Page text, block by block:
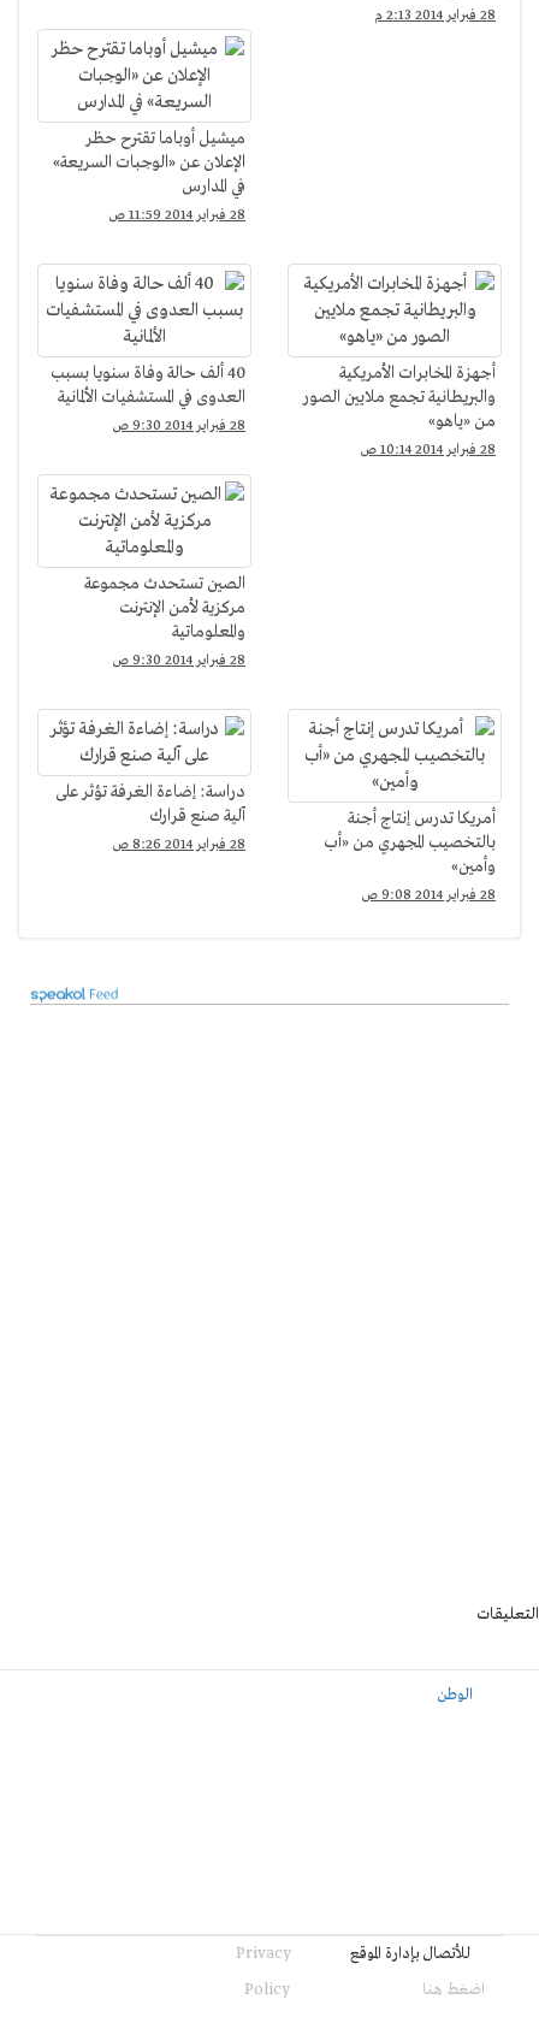
28 فبراير 2014 2:13 م
ميشيل أوباما تقترح حظر
الإعلان عن «الوجبات السريعة»
في المدارس
28 فبراير 2014 11:59 ص
أجهزة المخابرات الأمريكية
والبريطانية تجمع ملايين الصور
من «ياهو»
28 فبراير 2014 10:14 ص
40 ألف حالة وفاة سنويا بسبب
العدوى في المستشفيات الألمانية
28 فبراير 2014 9:30 ص
الصين تستحدث مجموعة
مركزية لأمن الإنترنت
والمعلوماتية
28 فبراير 2014 9:30 ص
أمريكا تدرس إنتاج أجنة
بالتخصيب المجهري من «أب
وأمين»
28 فبراير 2014 9:08 ص
دراسة: إضاءة الغرفة تؤثر على
آلية صنع قرارك
28 فبراير 2014 8:26 ص
التعليقات
الوطن
للأتصال بإدارة الموقع
اضغط هنا
Privacy
Policy